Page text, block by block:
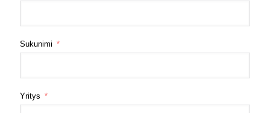
Sukunimi
Yritys